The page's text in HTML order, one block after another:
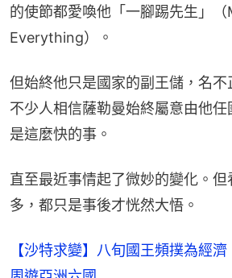
的使節都愛喚他「一腳踢先生」（
Everything）。
但始終他只是國家的副王儲，名
不少人相信薩勒曼始終屬意由他
是這麼快的事。
直至最近事情起了微妙的變化。
多，都只是事後才恍然大悟。
【沙特求變】八旬國王頻撲為經